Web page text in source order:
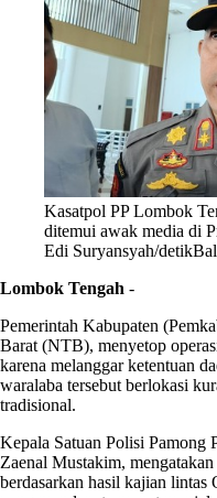
Kasatpol PP Lombok
ditemui awak media di
Edi Suryansyah/
Lombok Tengah -
Pemerintah Kabupaten
Barat (NTB), menyetop
karena melanggar ketentuan
waralaba tersebut berlokasi
tradisional.
Kepala Satuan Polisi Pamong
Zaenal Mustakim,
berdasarkan hasil kajian lintas